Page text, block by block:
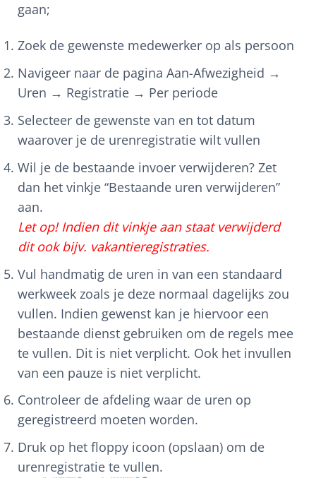
gaan;
Zoek de gewenste medewerker op als persoon
Navigeer naar de pagina Aan-Afwezigheid →
Uren → Registratie → Per periode
Selecteer de gewenste van en tot datum
waarover je de urenregistratie wilt vullen
Wil je de bestaande invoer verwijderen? Zet
dan het vinkje “Bestaande uren verwijderen”
aan.
Let op! Indien dit vinkje aan staat verwijderd
dit ook bijv. vakantieregistraties.
Vul handmatig de uren in van een standaard
werkweek zoals je deze normaal dagelijks zou
vullen. Indien gewenst kan je hiervoor een
bestaande dienst gebruiken om de regels mee
te vullen. Dit is niet verplicht. Ook het invullen
van een pauze is niet verplicht.
Controleer de afdeling waar de uren op
geregistreerd moeten worden.
Druk op het floppy icoon (opslaan) om de
urenregistratie te vullen.